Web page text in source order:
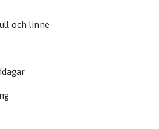
och linne